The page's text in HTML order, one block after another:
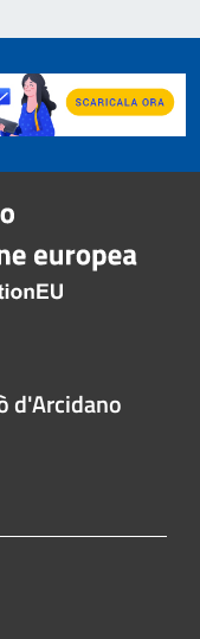
d'Arcidano